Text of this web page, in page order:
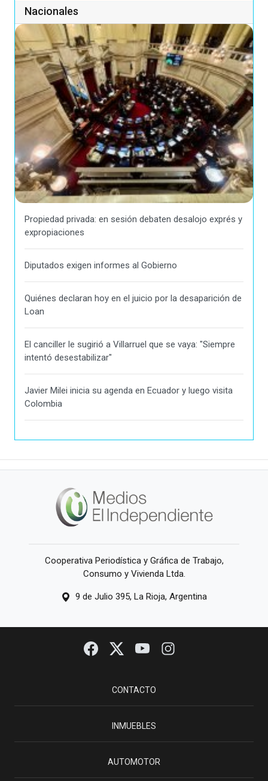
Nacionales
Propiedad privada: en sesión debaten desalojo exprés y
expropiaciones
Diputados exigen informes al Gobierno
Quiénes declaran hoy en el juicio por la desaparición de
Loan
El canciller le sugirió a Villarruel que se vaya: "Siempre
intentó desestabilizar"
Javier Milei inicia su agenda en Ecuador y luego visita
Colombia
Cooperativa Periodística y Gráfica de Trabajo,
Consumo y Vivienda Ltda.
9 de Julio 395, La Rioja, Argentina
CONTACTO
INMUEBLES
AUTOMOTOR